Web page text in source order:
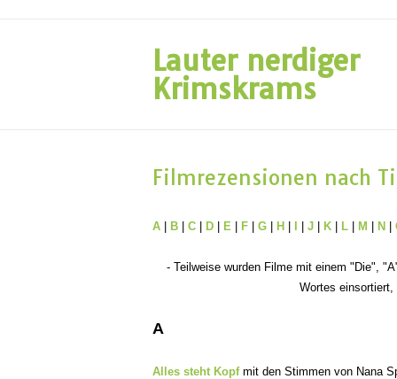
Lauter nerdiger
Krimskrams
Filmrezensionen nach
A B C D E F G H J K L M N
- Teilweise wurden Filme mit einem "Die",
Wortes
A
Alles steht Kopf mit den Stimmen von Nana